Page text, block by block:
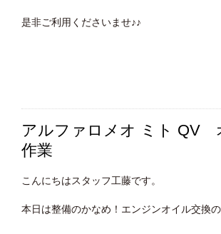
是非ご利用くださいませ♪♪
アルファロメオ ミト QV
作業
こんにちはスタッフ工藤です。
本日は整備のかなめ！エンジンオイル交換の